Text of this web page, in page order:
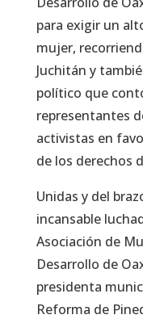
para exigir un
mujer,
Juchitán y
político que
representantes
activistas en
de los derechos
Unidas y del
incansable
Asociación de
Desarrollo de
presidenta
Reforma de